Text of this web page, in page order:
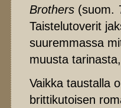
Brothers (suom.
Taistelutoverit
suuremmassa
muusta
Vaikka taustalla
brittikutoisen